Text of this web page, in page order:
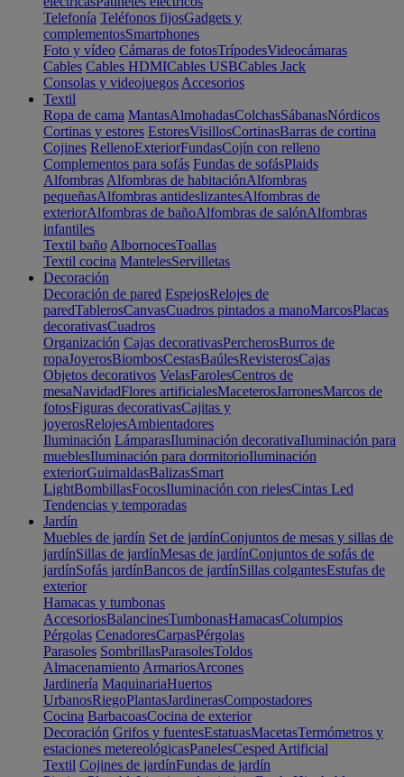
Telefonía Teléfonos fijosGadgets y
complementosSmartphones
Foto y vídeo Cámaras de fotosTrípodesVideocámaras
Cables Cables HDMICables USBCables Jack
Consolas y videojuegos Accesorios
Textil
Ropa de cama MantasAlmohadasColchasSábanasNórdicos
Cortinas y estores EstoresVisillosCortinasBarras de cortina
Cojines RellenoExteriorFundasCojín con relleno
Complementos para sofás Fundas de sofásPlaids
Alfombras Alfombras de habitaciónAlfombras
pequeñasAlfombras antideslizantesAlfombras de
exteriorAlfombras de bañoAlfombras de salónAlfombras
infantiles
Textil baño AlbornocesToallas
Textil cocina MantelesServilletas
Decoración
Decoración de pared EspejosRelojes de
paredTablerosCanvasCuadros pintados a manoMarcosPlacas
decorativasCuadros
Organización Cajas decorativasPercherosBurros de
ropaJoyerosBiombosCestasBaúlesRevisterosCajas
Objetos decorativos VelasFarolesCentros de
mesaNavidadFlores artificialesMaceterosJarronesMarcos de
fotosFiguras decorativasCajitas y
joyerosRelojesAmbientadores
Iluminación LámparasIluminación decorativaIluminación para
mueblesIluminación para dormitorioIluminación
exteriorGuirnaldasBalizasSmart
LightBombillasFocosIluminación con rielesCintas Led
Tendencias y temporadas
Jardín
Muebles de jardín Set de jardínConjuntos de mesas y sillas de
jardínSillas de jardínMesas de jardínConjuntos de sofás de
jardínSofás jardínBancos de jardínSillas colgantesEstufas de
exterior
Hamacas y tumbonas
AccesoriosBalancinesTumbonasHamacasColumpios
Pérgolas CenadoresCarpasPérgolas
Parasoles SombrillasParasolesToldos
Almacenamiento ArmariosArcones
Jardinería MaquinariaHuertos
UrbanosRiegoPlantasJardinerasCompostadores
Cocina BarbacoasCocina de exterior
Decoración Grifos y fuentesEstatuasMacetasTermómetros y
estaciones metereológicasPanelesCesped Artificial
Textil Cojines de jardínFundas de jardín